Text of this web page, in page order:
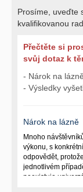
Prosíme, uveďte
kvalifikovanou
Přečtěte si
svůj dotaz k
- Nárok na lázně
- Výsledky
Nárok na lázně
Mnoho
výkonu, s
odpovědět,
jednotlivém
neexistuje